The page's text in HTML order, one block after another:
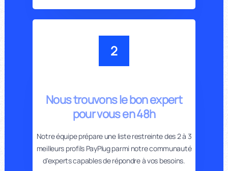
2
Nous trouvons le bon expert
pour vous en 48h
Notre équipe prépare une liste restreinte des 2 à 3
meilleurs profils PayPlug parmi notre communauté
d'experts capables de répondre à vos besoins.